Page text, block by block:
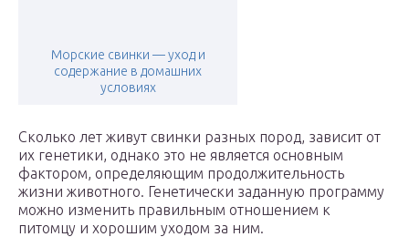
Морские свинки — уход и
содержание в домашних
условиях
Сколько лет живут свинки разных пород, зависит от
их генетики, однако это не является основным
фактором, определяющим продолжительность
жизни животного. Генетически заданную программу
можно изменить правильным отношением к
питомцу и хорошим уходом за ним.